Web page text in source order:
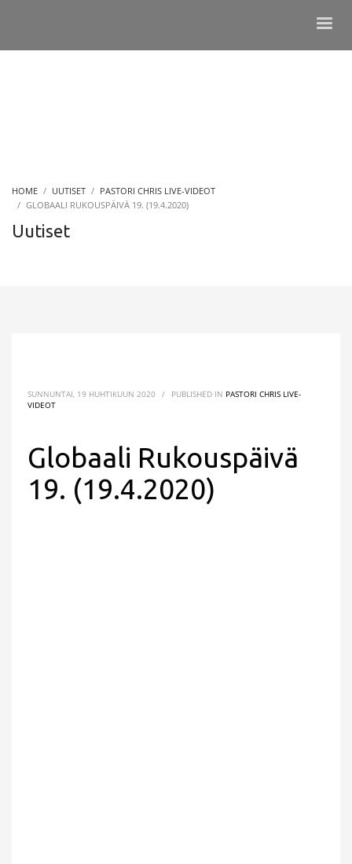
HOME UUTISET
PASTORI CHRIS LIVE-VIDEOT
GLOBAALI RUKOUSPÄIVÄ 19. (19.4.2020)
Uutiset
SUNNUNTAI, 19 HUHTIKUUN 2020 / PUBLISHED IN PASTORI CHRIS LIVE-
VIDEOT
Globaali Rukouspäivä
19. (19.4.2020)